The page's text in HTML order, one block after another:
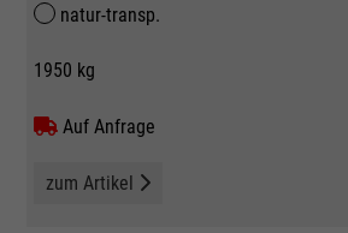
natur-transp.
1950 kg
Auf Anfrage
zum Artikel